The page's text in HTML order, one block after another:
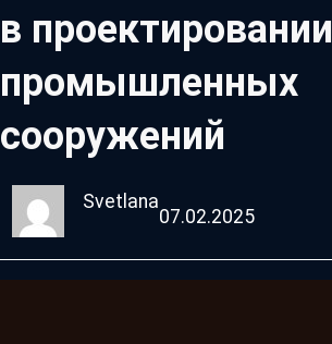
в проектировании
промышленных
сооружений
Svetlana
07.02.2025